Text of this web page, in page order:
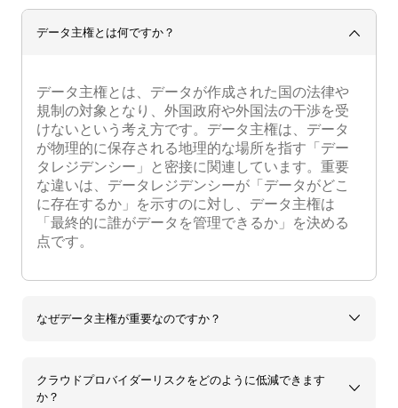
データ主権とは何ですか？
データ主権とは、データが作成された国の法律や
規制の対象となり、外国政府や外国法の干渉を受
けないという考え方です。データ主権は、データ
が物理的に保存される地理的な場所を指す「デー
タレジデンシー」と密接に関連しています。重要
な違いは、データレジデンシーが「データがどこ
に存在するか」を示すのに対し、データ主権は
「最終的に誰がデータを管理できるか」を決める
点です。
なぜデータ主権が重要なのですか？
クラウドプロバイダーリスクをどのように低減できます
か？